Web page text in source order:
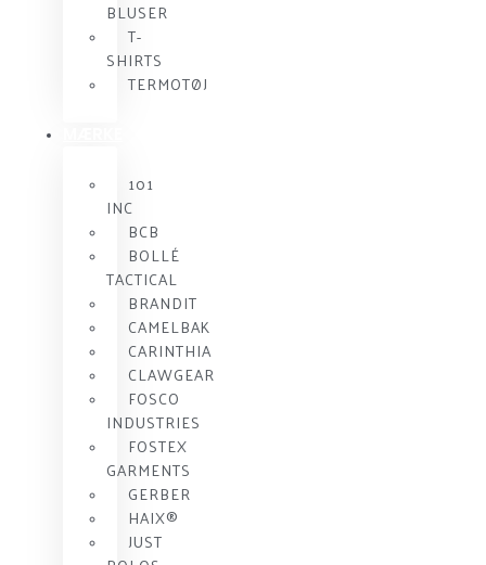
BLUSER
T-
SHIRTS
TERMOTØJ
101
INC
BCB
BOLLÉ
TACTICAL
BRANDIT
CAMELBAK
CARINTHIA
CLAWGEAR
FOSCO
INDUSTRIES
FOSTEX
GARMENTS
GERBER
HAIX®
JUST